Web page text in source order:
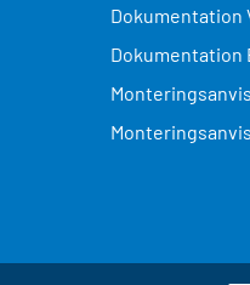
Dokumentation
Dokumentation